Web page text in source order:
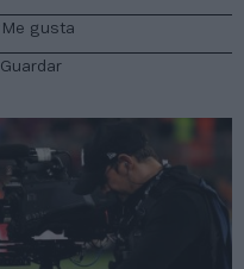
Guardar
Me gusta